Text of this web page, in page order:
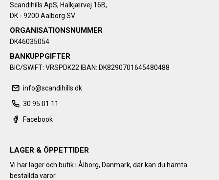
Scandihills ApS, Halkjærvej 16B,
DK - 9200 Aalborg SV
ORGANISATIONSNUMMER
DK46035054
BANKUPPGIFTER
BIC/SWIFT: VRSPDK22 IBAN: DK8290701645480488
info@scandihills.dk
30 95 01 11
Facebook
LAGER & ÖPPETTIDER
Vi har lager och butik i Ålborg, Danmark, där kan du hämta
beställda varor.